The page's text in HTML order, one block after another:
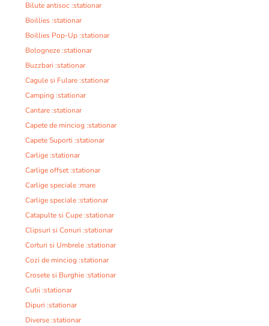
Bilute antisoc :stationar
Boillies :stationar
Boillies Pop-Up :stationar
Bologneze :stationar
Buzzbari :stationar
Cagule si Fulare :stationar
Camping :stationar
Cantare :stationar
Capete de minciog :stationar
Capete Suporti :stationar
Carlige :stationar
Carlige offset :stationar
Carlige speciale :mare
Carlige speciale :stationar
Catapulte si Cupe :stationar
Clipsuri si Conuri :stationar
Corturi si Umbrele :stationar
Cozi de minciog :stationar
Crosete si Burghie :stationar
Cutii :stationar
Dipuri :stationar
Diverse :stationar